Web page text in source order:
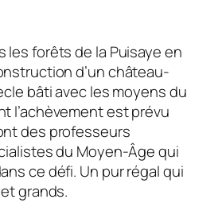
les forêts de la Puisaye en
d’un château-
bâti avec les moyens du
l’achèvement est prévu
des professeurs
du Moyen-Âge qui
ce défi. Un pur régal qui
grands.